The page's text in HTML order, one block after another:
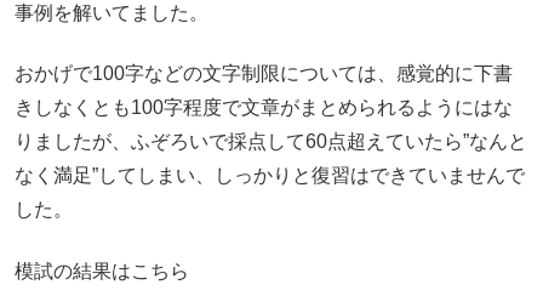
事例を解いてました。
おかげで100字などの文字制限については、感覚的に下書
きしなくとも100字程度で文章がまとめられるようにはな
りましたが、ふぞろいで採点して60点超えていたら”なんと
なく満足”してしまい、しっかりと復習はできていませんで
した。
模試の結果はこちら